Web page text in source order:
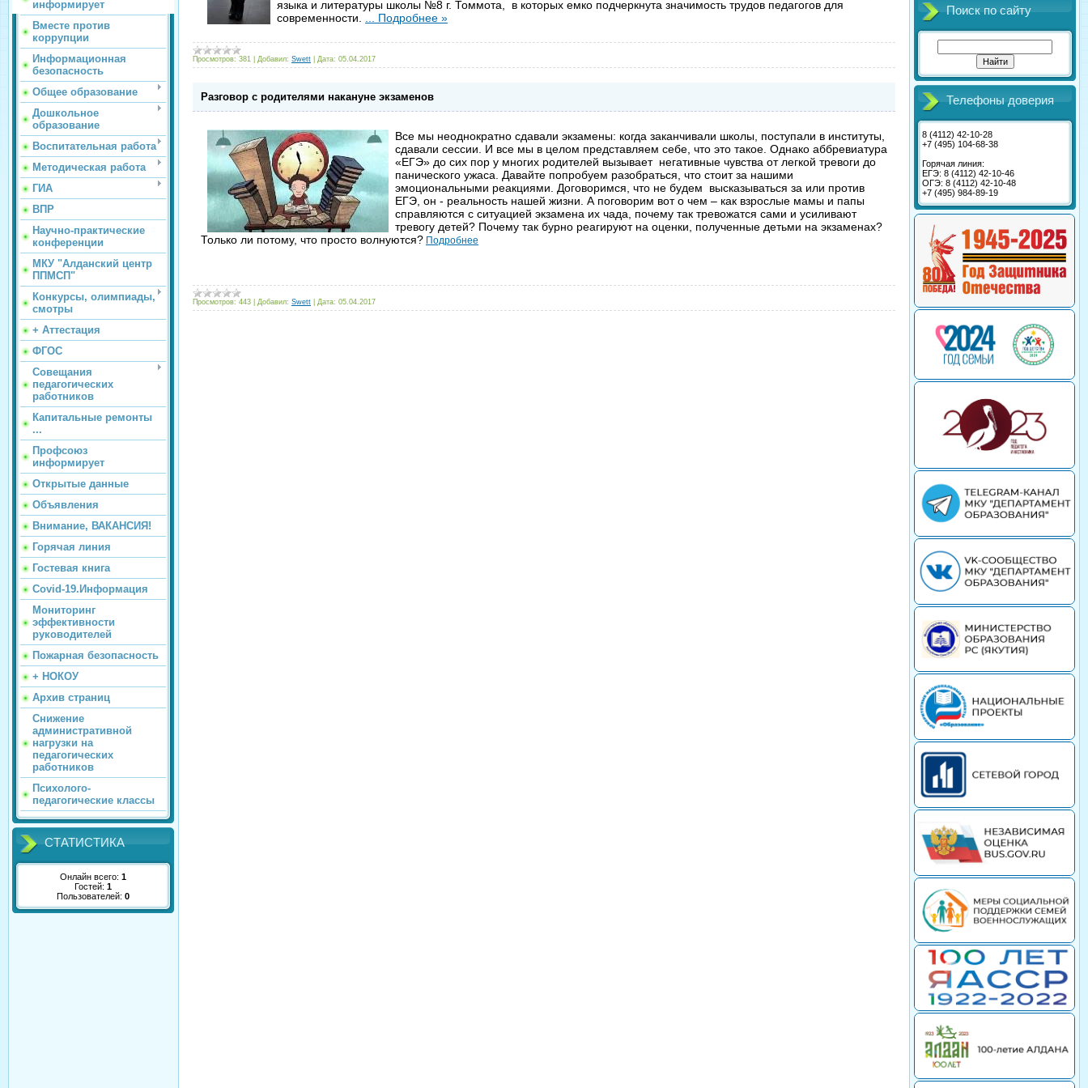
информирует
Вместе против
коррупции
Информационная
безопасность
Общее образование
Дошкольное
образование
Воспитательная работа
Методическая работа
ГИА
ВПР
Научно-практические
конференции
МКУ "Алданский центр
ППМСП"
Конкурсы, олимпиады,
смотры
+ Аттестация
ФГОС
Совещания
педагогических
работников
Капитальные ремонты
...
Профсоюз
информирует
Открытые данные
Объявления
Внимание, ВАКАНСИЯ!
Горячая линия
Гостевая книга
Covid-19.Информация
Мониторинг
эффективности
руководителей
Пожарная безопасность
+ НОКОУ
Архив страниц
Снижение
административной
нагрузки на
педагогических
работников
Психолого-
педагогические классы
СТАТИСТИКА
Онлайн всего: 1
Гостей: 1
Пользователей: 0
языка и литературы школы №8 г. Томмота, в которых емко подчеркнута значимость трудов педагогов для
современности.
Подробнее »
Просмотров: 381 Добавил: Swett Дата: 05.04.2017
Разговор с родителями накануне экзаменов
Все мы неоднократно сдавали экзамены: когда заканчивали школы, поступали в институты,
сдавали сессии. И все мы в целом представляем себе, что это такое. Однако аббревиатура
«ЕГЭ» до сих пор у многих родителей вызывает негативные чувства от легкой тревоги до
панического ужаса. Давайте попробуем разобраться, что стоит за нашими
эмоциональными реакциями. Договоримся, что не будем высказываться за или против
ЕГЭ, он - реальность нашей жизни. А поговорим вот о чем – как взрослые мамы и папы
справляются с ситуацией экзамена их чада, почему так тревожатся сами и усиливают
тревогу детей? Почему так бурно реагируют на оценки, полученные детьми на экзаменах?
Только ли потому, что просто волнуются? Подробнее
Просмотров: 443 Добавил: Swett Дата: 05.04.2017
Поиск по сайту
Телефоны доверия
8 (4112) 42-10-28
+7 (495) 104-68-38
Горячая линия:
ЕГЭ: 8 (4112) 42-10-46
ОГЭ: 8 (4112) 42-10-48
+7 (495) 984-89-19